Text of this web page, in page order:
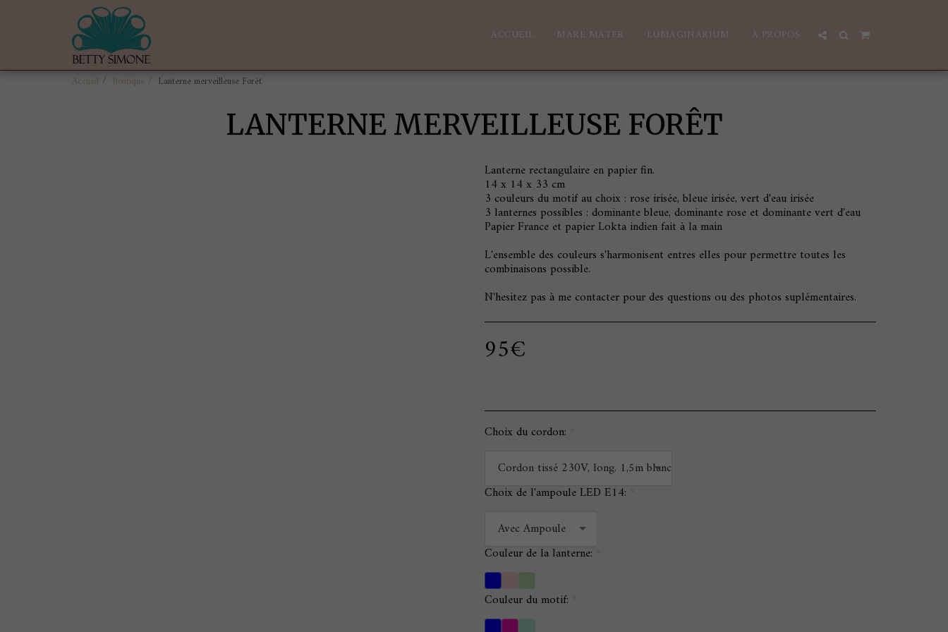
ACCUEIL MARE MATER LUMAGINARIUM À PROPOS
Accueil Boutique Lanterne merveilleuse Forêt
LANTERNE MERVEILLEUSE FORÊT
Lanterne rectangulaire en papier fin.
14 x 14 x 33 cm
3 couleurs du motif au choix : rose irisée, bleue irisée, vert d'eau irisée
3 lanternes possibles : dominante bleue, dominante rose et dominante vert d'eau
Papier France et papier Lokta indien fait à la main
L'ensemble des couleurs s'harmonisent entres elles pour permettre toutes les
combinaisons possible.
N'hesitez pas à me contacter pour des questions ou des photos suplémentaires.
95€
Choix du cordon: *
Cordon tissé 230V, long. 1,5m blanc
Choix de l'ampoule LED E14: *
Avec Ampoule
Couleur de la lanterne: *
Couleur du motif: *